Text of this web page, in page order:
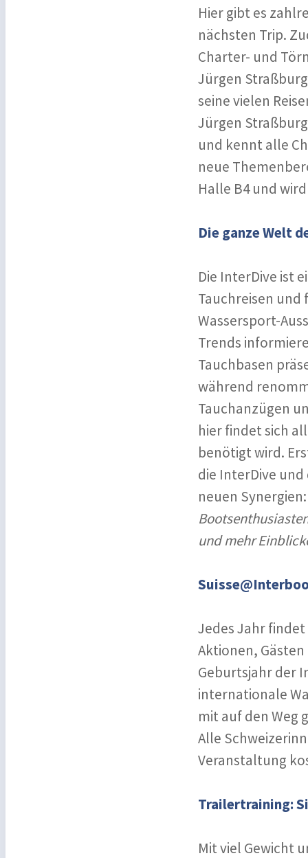
Hier gibt es
nächsten Trip.
Charter- und
Jürgen
seine vielen
Jürgen
und kennt alle
neue
Halle B4 und
Die ganze Welt
Die InterDive ist
Tauchreisen
Wassersport-
Trends
Tauchbasen
während
Tauchanzügen
hier findet sich
benötigt wird.
die InterDive
neuen
und mehr
Jedes Jahr
Aktionen,
Geburtsjahr der
internationale
mit auf den Weg
Alle
Veranstaltung
Trailertraining:
Mit viel Gewicht